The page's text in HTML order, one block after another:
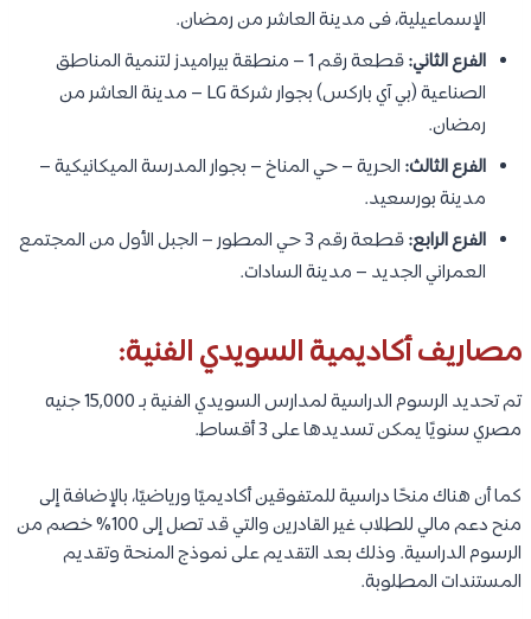
الإسماعيلية، فى مدينة العاشر من رمضان.
الفرع الثاني:
قطعة رقم 1 – منطقة بيراميدز لتنمية المناطق
الصناعية (بي آي باركس) بجوار شركة LG – مدينة العاشر من
رمضان.
الفرع الثالث: الحرية – حي المناخ – بجوار المدرسة الميكانيكية –
مدينة بورسعيد.
الفرع الرابع:
قطعة رقم 3 حي المطور – الجبل الأول من المجتمع
العمراني الجديد – مدينة السادات.
مصاريف أكاديمية السويدي الفنية:
تم تحديد الرسوم الدراسية لمدارس السويدي الفنية بـ 15,000 جنيه
مصري سنويًا يمكن تسديدها على 3 أقساط.
كما أن هناك منحًا دراسية للمتفوقين أكاديميًا ورياضيًا، بالإضافة إلى
منح دعم مالي للطلاب غير القادرين والتي قد تصل إلى 100% خصم من
الرسوم الدراسية. وذلك بعد التقديم على نموذج المنحة وتقديم
المستندات المطلوبة.